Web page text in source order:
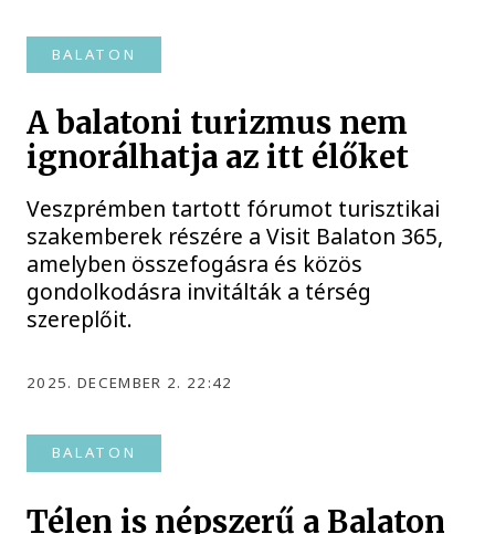
BALATON
A balatoni turizmus nem
ignorálhatja az itt élőket
Veszprémben tartott fórumot turisztikai
szakemberek részére a Visit Balaton 365,
amelyben összefogásra és közös
gondolkodásra invitálták a térség
szereplőit.
2025. DECEMBER 2. 22:42
BALATON
Télen is népszerű a Balaton